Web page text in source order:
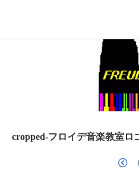
cropped-フロイデ音楽教室ロ